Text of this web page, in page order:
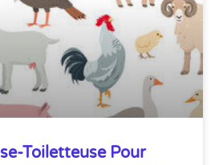
Toiletteuse Pour